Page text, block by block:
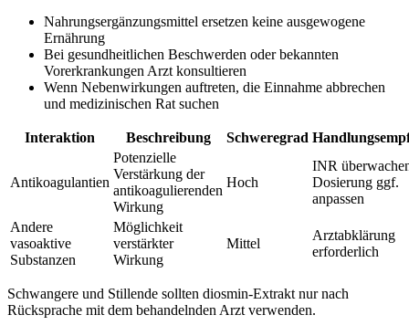
Nahrungsergänzungsmittel ersetzen keine ausgewogene
Ernährung
Bei gesundheitlichen Beschwerden oder bekannten
Vorerkrankungen Arzt konsultieren
Wenn Nebenwirkungen auftreten, die Einnahme abbrechen
und medizinischen Rat suchen
Interaktion Beschreibung Schweregrad
Antikoagulantien
Potenzielle
Verstärkung der
antikoagulierenden
Wirkung
Hoch
INR
Dosierung ggf.
anpassen
Andere
vasoaktive
Substanzen
Möglichkeit
verstärkter
Wirkung
Mittel
Arztabklärung
erforderlich
Schwangere und Stillende sollten diosmin-Extrakt nur nach
Rücksprache mit dem behandelnden Arzt verwenden.